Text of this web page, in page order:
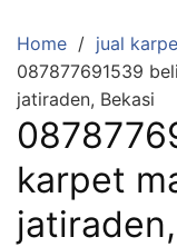
Home
jual
087877691539
jatiraden, Bekasi
karpet